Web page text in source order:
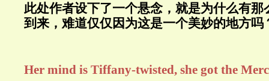
此处作者设下了一个悬念，就是为什么有那
到来，难道仅仅因为这是一个美妙的地方吗
Her mind is Tiffany-twisted, she got the